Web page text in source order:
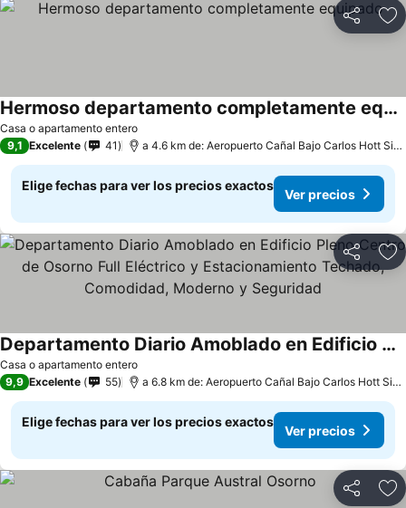
Compartir
Casa o apartamento entero
Hermoso departamento completamente equipado
9,1 Excelente 41 a 4.6 km de: Aeropuerto Cañal Bajo Carlos Hott Siebert
Elige fechas para ver los precios exactos
Ver precios
Compartir
Casa o apartamento entero
Departamento Diario Amoblado en Edificio Pleno Centro de Osorno Full Eléctrico y Estacionamiento Techado, Comodidad, Moderno y Seguridad
9,9 Excelente 55 a 6.8 km de: Aeropuerto Cañal Bajo Carlos Hott Siebert
Elige fechas para ver los precios exactos
Ver precios
Compartir